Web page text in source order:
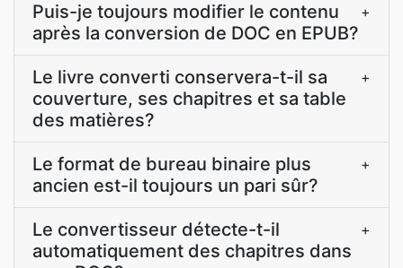
Puis-je toujours modifier le contenu
après la conversion de DOC en EPUB?
+
Le livre converti conservera-t-il sa
couverture, ses chapitres et sa table
des matières?
+
Le format de bureau binaire plus
ancien est-il toujours un pari sûr?
+
Le convertisseur détecte-t-il
automatiquement des chapitres dans
+